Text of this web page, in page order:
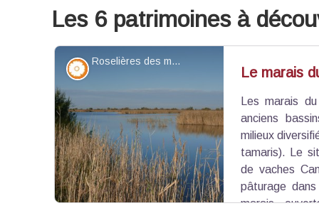
Les 6 patrimoines à
Roselières des marais du Verdier - ©Tour du Valat
Flore Le marais
Les marais
anciens
milieux
tamaris). Le
de vaches
pâturage
marais